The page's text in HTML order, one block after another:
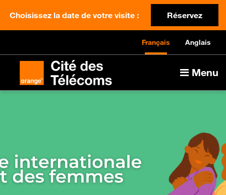
Choisissez la date de votre visite : Réservez
Français Anglais
Menu